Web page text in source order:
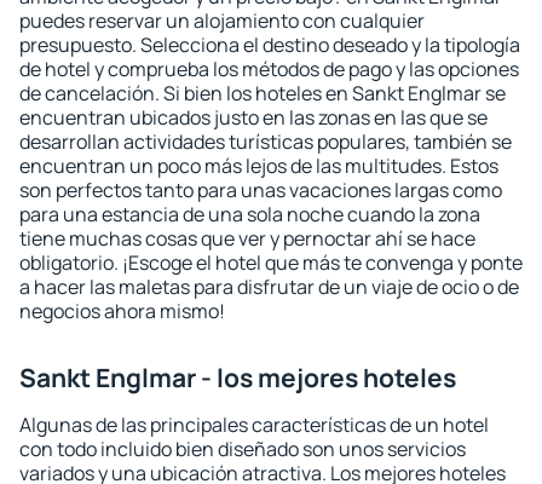
puedes reservar un alojamiento con cualquier
presupuesto. Selecciona el destino deseado y la tipología
de hotel y comprueba los métodos de pago y las opciones
de cancelación. Si bien los hoteles en Sankt Englmar se
encuentran ubicados justo en las zonas en las que se
desarrollan actividades turísticas populares, también se
encuentran un poco más lejos de las multitudes. Estos
son perfectos tanto para unas vacaciones largas como
para una estancia de una sola noche cuando la zona
tiene muchas cosas que ver y pernoctar ahí se hace
obligatorio. ¡Escoge el hotel que más te convenga y ponte
a hacer las maletas para disfrutar de un viaje de ocio o de
negocios ahora mismo!
Sankt Englmar - los mejores hoteles
Algunas de las principales características de un hotel
con todo incluido bien diseñado son unos servicios
variados y una ubicación atractiva. Los mejores hoteles